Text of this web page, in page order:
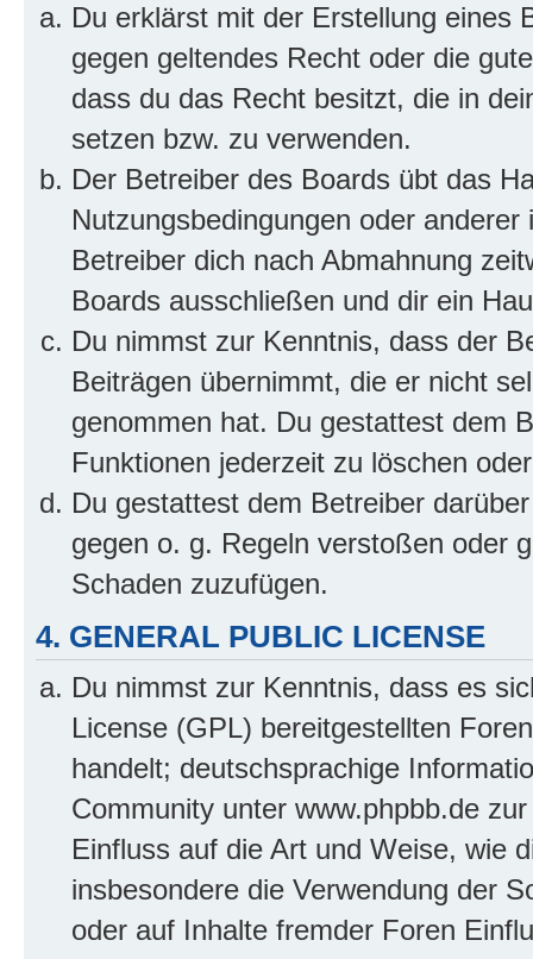
Du erklärst mit der Erstellung eines
gegen geltendes Recht oder die
dass du das Recht besitzt, die in
setzen bzw. zu verwenden.
Der Betreiber des Boards übt das
Nutzungsbedingungen oder
Betreiber dich nach Abmahnung
Boards ausschließen und dir ein
Du nimmst zur Kenntnis, dass der
Beiträgen übernimmt, die er nicht
genommen hat. Du gestattest dem
Funktionen jederzeit zu löschen
Du gestattest dem Betreiber
gegen o. g. Regeln verstoßen oder
Schaden zuzufügen.
4. GENERAL PUBLIC LICENSE
Du nimmst zur Kenntnis, dass es
License (GPL) bereitgestellten
handelt; deutschsprachige
Community unter www.phpbb.de
Einfluss auf die Art und Weise, wie
insbesondere die Verwendung der
oder auf Inhalte fremder Foren